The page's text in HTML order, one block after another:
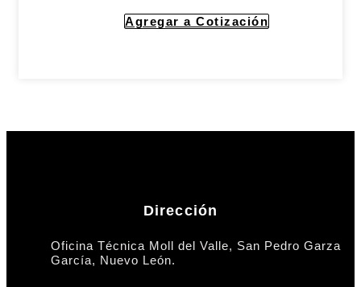
Agregar a Cotización
Dirección
Oficina Técnica Moll del Valle, San Pedro Garza
García, Nuevo León.